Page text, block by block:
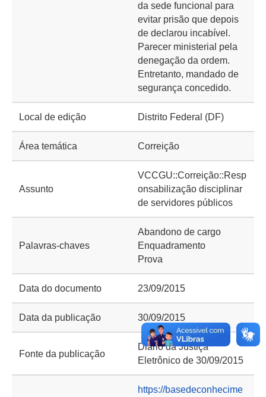
da sede funcional para
evitar prisão que depois
de declarou incabível.
Parecer ministerial pela
denegação da ordem.
Entretanto, mandado de
segurança concedido.
Local de edição Distrito Federal (DF)
Área temática Correição
Assunto
VCCGU::Correição::Resp
onsabilização disciplinar
de servidores públicos
Palavras-chaves
Abandono de cargo
Enquadramento
Prova
Data do documento 23/09/2015
Data da publicação 30/09/2015
Fonte da publicação
Diário da Justiça
Eletrônico de 30/09/2015
https://basedeconhecime